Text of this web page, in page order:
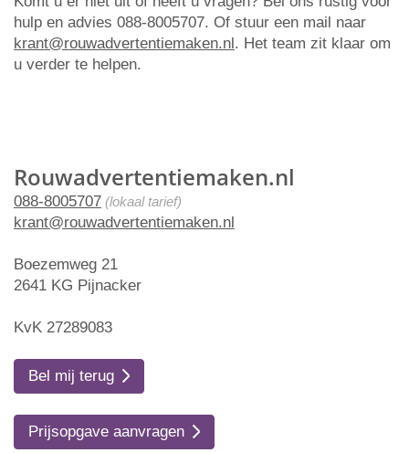
Rouwadvertentiemaken.nl
088-8005707 (lokaal tarief)
krant@rouwadvertentiemaken.nl
Boezemweg 21
2641 KG Pijnacker
KvK 27289083
Bel mij terug
Prijsopgave aanvragen
hulp en advies 088-8005707. Of stuur een mail naar
krant@rouwadvertentiemaken.nl. Het team zit klaar om
u verder te helpen.